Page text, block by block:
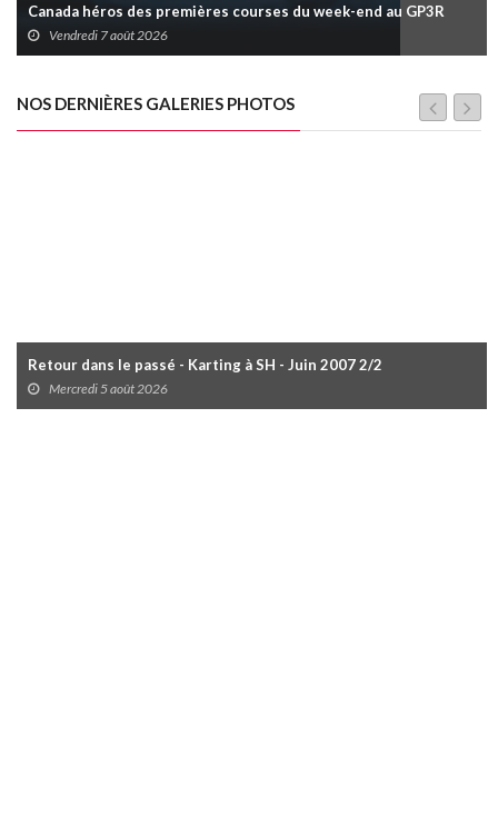
Canada héros des premières courses du week-end au GP3R
Vendredi 7 août 2026
NOS DERNIÈRES GALERIES PHOTOS
Retour dans le passé - Karting à SH - Juin 2007 2/2
Mercredi 5 août 2026